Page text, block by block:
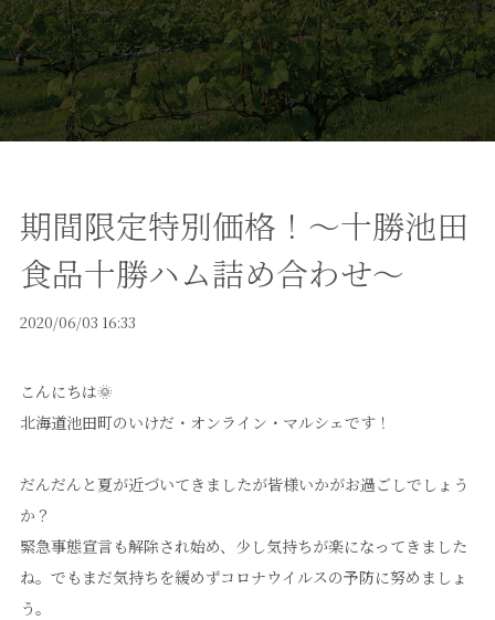
期間限定特別価格！～十勝池田
食品十勝ハム詰め合わせ～
2020/06/03 16:33
こんにちは🌞
北海道池田町のいけだ・オンライン・マルシェです！
だんだんと夏が近づいてきましたが皆様いかがお過ごしでしょう
か？
緊急事態宣言も解除され始め、少し気持ちが楽になってきました
ね。でもまだ気持ちを緩めずコロナウイルスの予防に努めましょ
う。